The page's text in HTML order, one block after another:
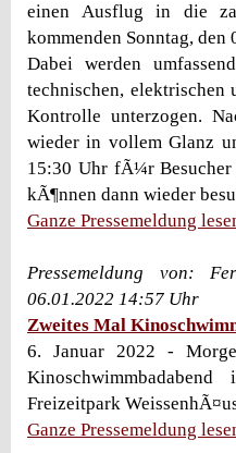
einen Ausflug in die
kommenden Sonntag,
Dabei werden
technischen, elektrischen
Kontrolle unterzogen.
wieder in vollem Glanz
15:30 Uhr fÃ¼r
kÃ¶nnen dann wieder
Ganze Pressemeldung
Pressemeldung von:
06.01.2022 14:57 Uhr
Zweites Mal
6. Januar 2022 -
Freizeitpark
Ganze Pressemeldung